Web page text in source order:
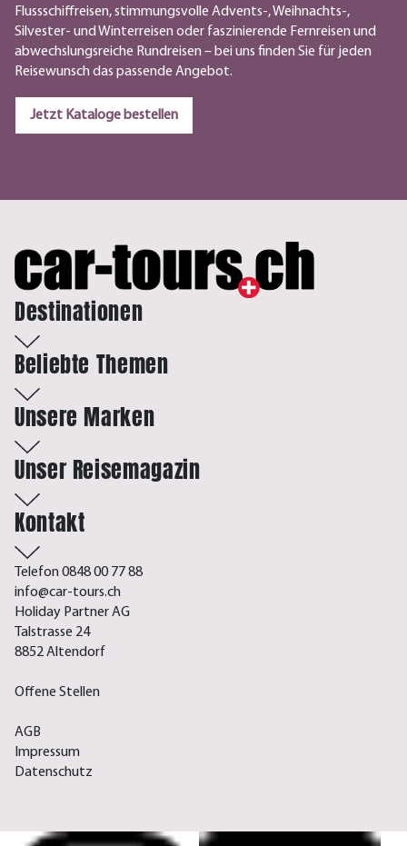
Flussschiffreisen, stimmungsvolle Advents-, Weihnachts-,
Silvester- und Winterreisen oder faszinierende Fernreisen und
abwechslungsreiche Rundreisen – bei uns finden Sie für jeden
Reisewunsch das passende Angebot.
Jetzt Kataloge bestellen
Destinationen
Beliebte Themen
Unsere Marken
Unser Reisemagazin
Kontakt
Telefon 0848 00 77 88
info@car-tours.ch
Holiday Partner AG
Talstrasse 24
8852 Altendorf
Offene Stellen
AGB
Impressum
Datenschutz